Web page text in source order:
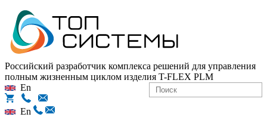
Российский разработчик комплекса решений для управления
полным жизненным циклом изделия T-FLEX PLM
En
En